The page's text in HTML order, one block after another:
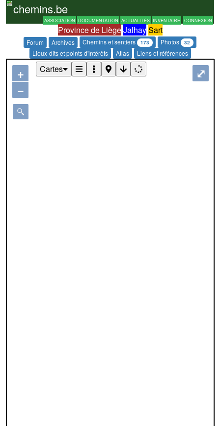
chemins.be
ASSOCIATION DOCUMENTATION ACTUALITÉS INVENTAIRE CONNEXION
Province de LiègeJalhaySart
Forum Archives Chemins et sentiers 173 Photos 32
Lieux-dits et points d'intérêts Atlas Liens et références
+
−
⤢
Cartes